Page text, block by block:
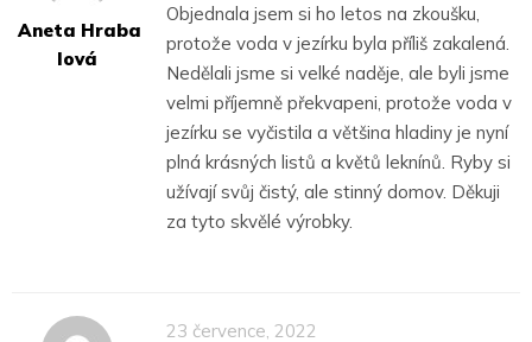
Aneta Hraba
Lová
Objednala jsem si ho letos na zkoušku,
protože voda v jezírku byla příliš zakalená.
Nedělali jsme si velké naděje, ale byli jsme
velmi příjemně překvapeni, protože voda v
jezírku se vyčistila a většina hladiny je nyní
plná krásných listů a květů leknínů. Ryby si
užívají svůj čistý, ale stinný domov. Děkuji
za tyto skvělé výrobky.
23 července, 2022